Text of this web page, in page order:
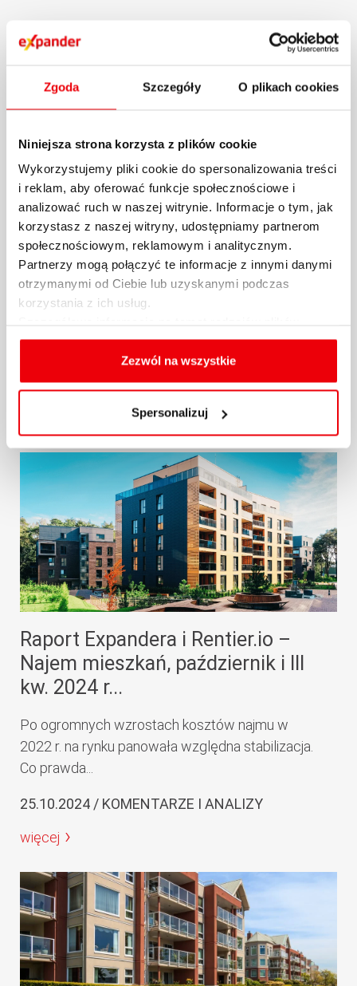
Zgoda Szczegóły O plikach cookies
Niniejsza strona korzysta z plików cookie
Wykorzystujemy pliki cookie do spersonalizowania treści
i reklam, aby oferować funkcje społecznościowe i
analizować ruch w naszej witrynie. Informacje o tym, jak
korzystasz z naszej witryny, udostępniamy partnerom
społecznościowym, reklamowym i analitycznym.
Partnerzy mogą połączyć te informacje z innymi danymi
otrzymanymi od Ciebie lub uzyskanymi podczas
korzystania z ich usług.
cookies, celu i sposobu korzystania z nich przez nas
oraz zmiany ustawień plików cookies a także ich
usuwania z przeglądarki internetowej, znajdują się
Zezwól na wszystkie
Spersonalizuj
Raport Expandera i Rentier.io –
Ceny mieszkań, październik i III
kw. 2024 r.
Na rynku nieruchomości mamy teraz do
29.10.2024 / KOMENTARZE I ANALIZY
Raport Expandera i Rentier.io –
Najem mieszkań, październik i III
kw. 2024 r...
Po ogromnych wzrostach kosztów najmu w
2022 r. na rynku panowała względna stabilizacja.
Co prawda...
25.10.2024 / KOMENTARZE I ANALIZY
więcej